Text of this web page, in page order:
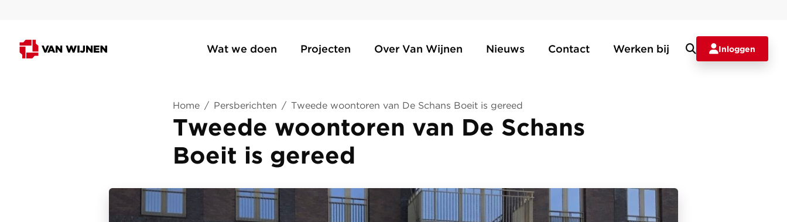
Wat we doen Projecten Over Van Wijnen Nieuws Contact Werken bij Inloggen
Home / Persberichten / Tweede woontoren van De Schans Boeit is gereed
Tweede woontoren van De Schans
Boeit is gereed